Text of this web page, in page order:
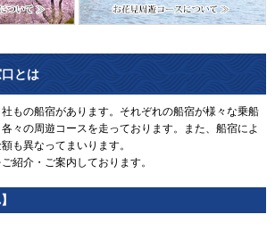
とは
もの船宿があります。それぞれの船宿が様々な乗船
々の周遊コースを走っております。また、船宿によ
も異なってまいります。
紹介・ご案内しております。